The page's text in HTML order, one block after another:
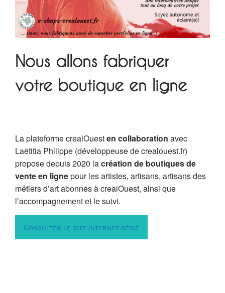
Nous allons fabriquer
votre boutique en ligne
La plateforme crealOuesten collaboration avec
Laëtitia Philippe (développeuse de crealouest.fr)
propose depuis 2020 lacréation de boutiques de
vente en lignepour les artistes, artisans, artisans des
métiers d’art abonnés à crealOuest, ainsi que
l’accompagnement et le suivi.
Consulter le site internet dédié